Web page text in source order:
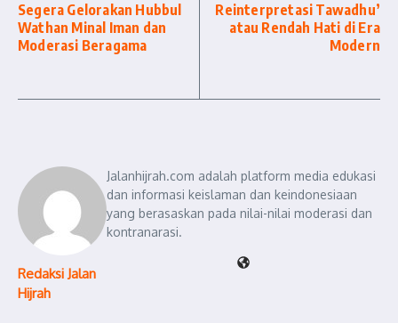
Segera Gelorakan Hubbul
Wathan Minal Iman dan
Moderasi Beragama
Reinterpretasi Tawadhu’
atau Rendah Hati di Era
Modern
Redaksi Jalan
Hijrah
Jalanhijrah.com adalah platform media edukasi
dan informasi keislaman dan keindonesiaan
yang berasaskan pada nilai-nilai moderasi dan
kontranarasi.